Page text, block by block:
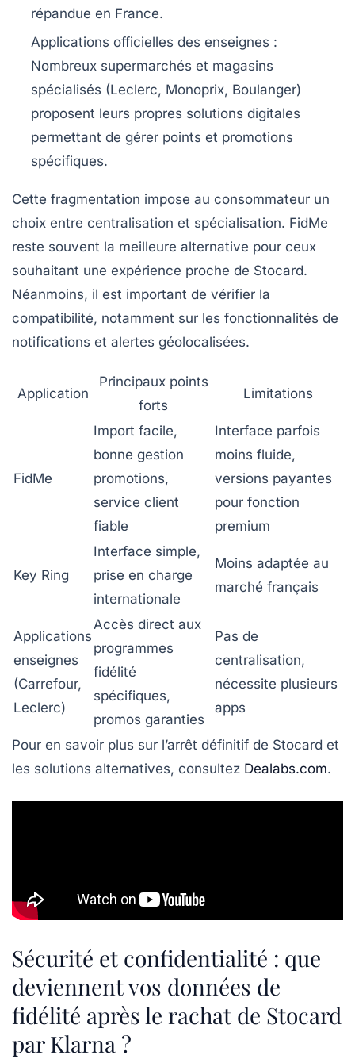
répandue en France.
Applications officielles des enseignes :
Nombreux supermarchés et magasins
spécialisés (Leclerc, Monoprix, Boulanger)
proposent leurs propres solutions digitales
permettant de gérer points et promotions
spécifiques.
Cette fragmentation impose au consommateur un
choix entre centralisation et spécialisation. FidMe
reste souvent la meilleure alternative pour ceux
souhaitant une expérience proche de Stocard.
Néanmoins, il est important de vérifier la
compatibilité, notamment sur les fonctionnalités de
notifications et alertes géolocalisées.
Application
Principaux points
forts
Limitations
FidMe
Import facile,
bonne gestion
promotions,
service client
fiable
Interface parfois
moins fluide,
versions payantes
pour fonction
premium
Key Ring
Interface simple,
prise en charge
internationale
Moins adaptée au
marché français
Applications
enseignes
(Carrefour,
Leclerc)
Accès direct aux
programmes
fidélité
spécifiques,
promos garanties
Pas de
centralisation,
nécessite plusieurs
apps
Pour en savoir plus sur l’arrêt définitif de Stocard et
les solutions alternatives, consultez Dealabs.com.
Sécurité et confidentialité : que
deviennent vos données de
fidélité après le rachat de Stocard
par Klarna ?